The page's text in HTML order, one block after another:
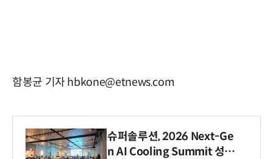
함봉균 기자 hbkone@etnews.com
슈퍼솔루션, 2026 Next-Ge
n AI Cooling Summit 성황